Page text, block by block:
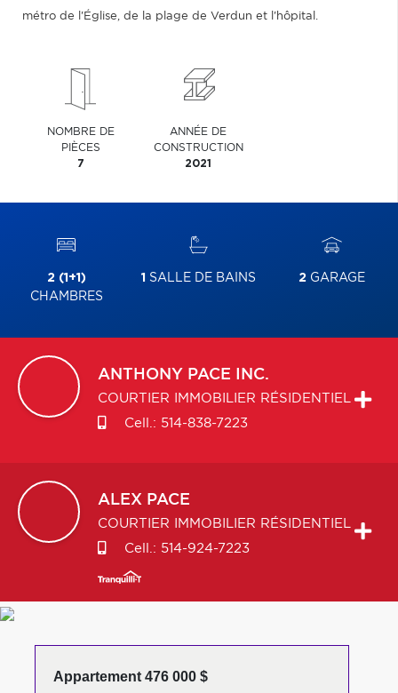
métro de l'Église, de la plage de Verdun et l'hôpital.
NOMBRE DE
PIÈCES
7
ANNÉE DE
CONSTRUCTION
2021
2 (1+1)
CHAMBRES
1 SALLE DE BAINS 2GARAGE
ANTHONY PACE INC.
COURTIER IMMOBILIER RÉSIDENTIEL
Cell.: 514-838-7223
ALEX PACE
COURTIER IMMOBILIER RÉSIDENTIEL
Cell.: 514-924-7223
Appartement 476 000 $